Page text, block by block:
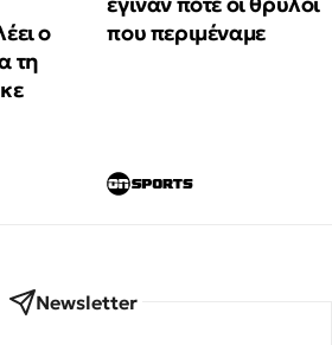
ο
τη
που περιμέναμε
Newsletter